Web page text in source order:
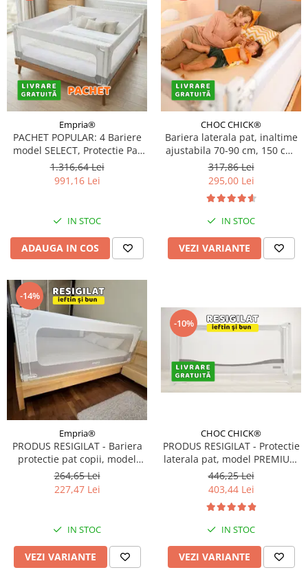
Empria®
PACHET POPULAR: 4 Bariere
model SELECT, Protectie Pat
200x200 cm, Transformabile
in Tarc de joaca
1.316,64 Lei
991,16 Lei
IN STOC
ADAUGA IN COS
CHOC CHICK®
Bariera laterala pat, inaltime
ajustabila 70-90 cm, 150 cm,
Diverse culori
317,86 Lei
295,00 Lei
IN STOC
VEZI VARIANTE
-14%
Empria®
PRODUS RESIGILAT - Bariera
protectie pat copii, model
SELECT Empria,
interconectabila, reglabila si
culisanta, inaltime ajustabila
dimensiuni
264,65 Lei
227,47 Lei
IN STOC
VEZI VARIANTE
-10%
CHOC CHICK®
PRODUS RESIGILAT - Protectie
laterala pat, model PREMIUM
XXL, interconectabila,
reglabila si culisanta, inaltime
ajustabila pana la 97 cm,
Diverse dimensiuni si culori
446,25 Lei
403,44 Lei
IN STOC
VEZI VARIANTE